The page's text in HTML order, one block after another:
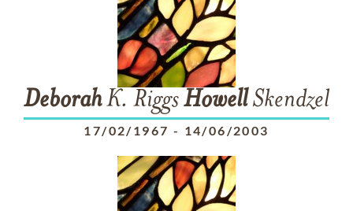
DeborahK. RiggsHowellSkendzel
17/02/1967 - 14/06/2003